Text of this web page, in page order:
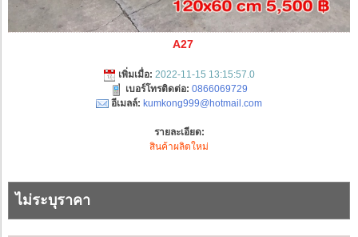
A27
เพิ่มเมื่อ: 2022-11-15 13:15:57.0
เบอร์โทรติดต่อ: 0866069729
อีเมลล์: kumkong999@hotmail.com
รายละเอียด:
สินค้าผลิตใหม่
ไม่ระบุราคา